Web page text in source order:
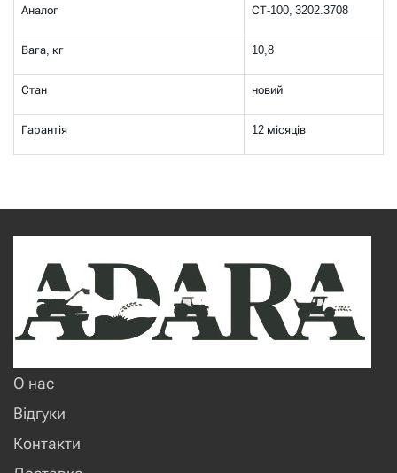
Аналог СТ-100, 3202.3708
Вага, кг 10,8
Стан новий
Гарантія 12 місяців
О нас
Відгуки
Контакти